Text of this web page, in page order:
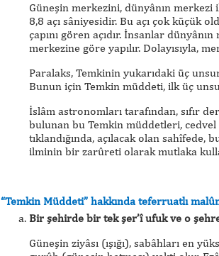
Güneşin merkezini, dünyânın
8,8 açı sâniyesidir. Bu açı çok küçük
çapını gören açıdır. İnsanlar
merkezine göre yapılır. Dolayısıyla,
Paralaks, Temkinin yukarıdaki üç
Bunun için Temkin müddeti, ilk üç
İslâm astronomları tarafından, sıfır
bulunan bu Temkin müddetleri,
tıklandığında, açılacak olan
ilminin bir zarûreti olarak mutlaka
“Temkin Müddeti” hakkında teferruatlı
Bir şehirde bir tek şer’î ufuk ve o
Güneşin ziyâsı (ışığı), sabâhları en